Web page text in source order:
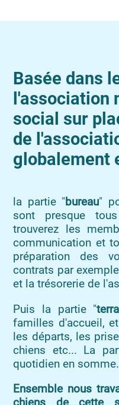
Basée dans
l'association
social sur
de
globalement
la partie "bureau"
sont presque
trouverez les
communication et
préparation des
contrats par
et la trésorerie de
Puis la partie "
familles d'accueil,
les départs, les
chiens etc... La
quotidien en somme.
Ensemble nous
chiens de cette